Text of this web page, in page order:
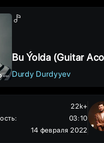
Bu Ýolda (Guitar
Durdy Durdyyev
22k+
:
03:10
14 февраля 2022